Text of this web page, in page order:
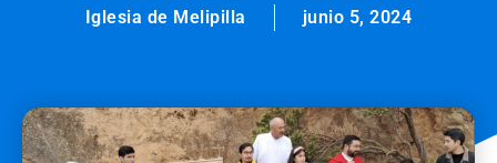
Iglesia de Melipilla junio 5, 2024